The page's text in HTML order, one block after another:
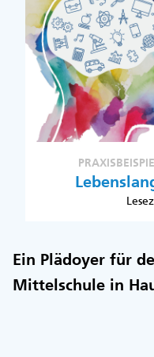
Ein Plädoyer für
Mittelschule in